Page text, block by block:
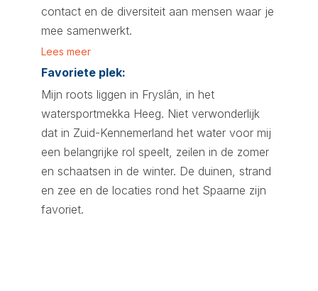
contact en de diversiteit aan mensen waar je
mee samenwerkt.
Lees meer
Favoriete plek:
Mijn roots liggen in Fryslân, in het
watersportmekka Heeg. Niet verwonderlijk
dat in Zuid-Kennemerland het water voor mij
een belangrijke rol speelt, zeilen in de zomer
en schaatsen in de winter. De duinen, strand
en zee en de locaties rond het Spaarne zijn
favoriet.